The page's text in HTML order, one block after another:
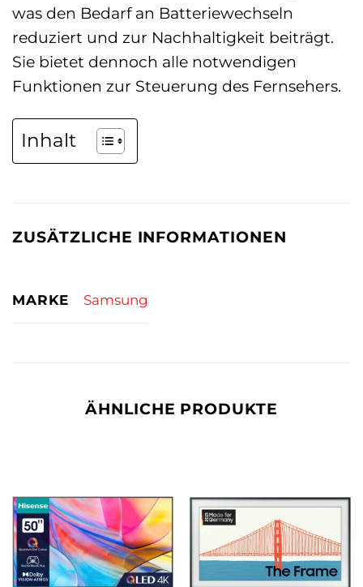
was den Bedarf an Batteriewechseln
reduziert und zur Nachhaltigkeit beiträgt.
Sie bietet dennoch alle notwendigen
Funktionen zur Steuerung des Fernsehers.
Inhalt
ZUSÄTZLICHE INFORMATIONEN
MARKE Samsung
ÄHNLICHE PRODUKTE